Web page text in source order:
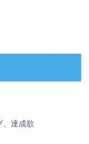
、達成欲